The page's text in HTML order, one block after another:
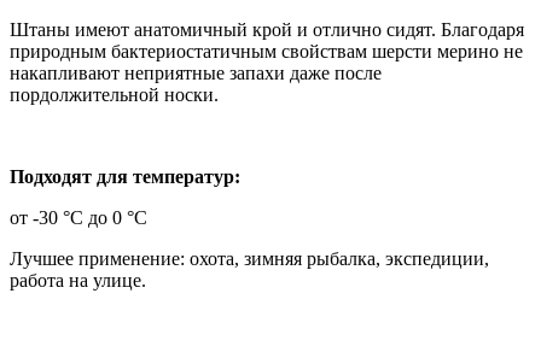
Штаны имеют анатомичный крой и отлично сидят. Благодаря
природным бактериостатичным свойствам шерсти мерино не
накапливают неприятные запахи даже после
пордолжительной носки.
Подходят для температур:
от -30 °C до 0 °C
Лучшее применение: охота, зимняя рыбалка, экспедиции,
работа на улице.